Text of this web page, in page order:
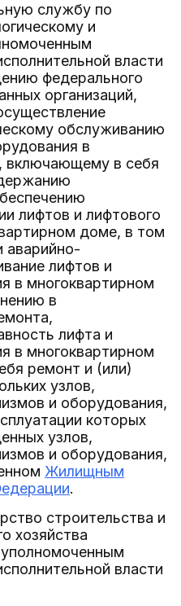
службу по
и
власти
федерального
организаций,
обслуживанию
в
включающему в себя
лифтов и лифтового
доме, в том
аварийно-
лифтов и
в многоквартирном
в
лифта и
в многоквартирном
ремонт и (или)
узлов,
и оборудования,
которых
узлов,
и оборудования,
Жилищным
.
строительства и
хозяйства
власти